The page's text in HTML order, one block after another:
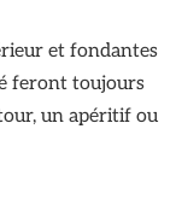
et fondantes
feront toujours
un apéritif ou